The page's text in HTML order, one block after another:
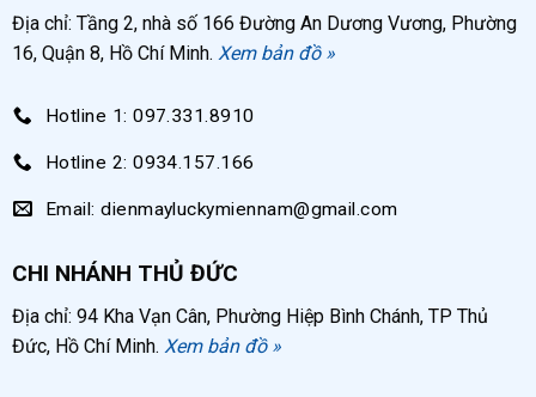
Địa chỉ: Tầng 2, nhà số 166 Đường An Dương Vương, Phường
16, Quận 8, Hồ Chí Minh. Xem bản đồ »
Hotline 1: 097.331.8910
Hotline 2: 0934.157.166
Email: dienmayluckymiennam@gmail.com
CHI NHÁNH THỦ ĐỨC
Địa chỉ: 94 Kha Vạn Cân, Phường Hiệp Bình Chánh, TP Thủ
Đức, Hồ Chí Minh. Xem bản đồ »